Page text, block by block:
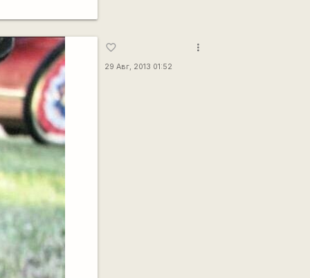
favorite_border
29 Авг, 2013 01:52
more_vert